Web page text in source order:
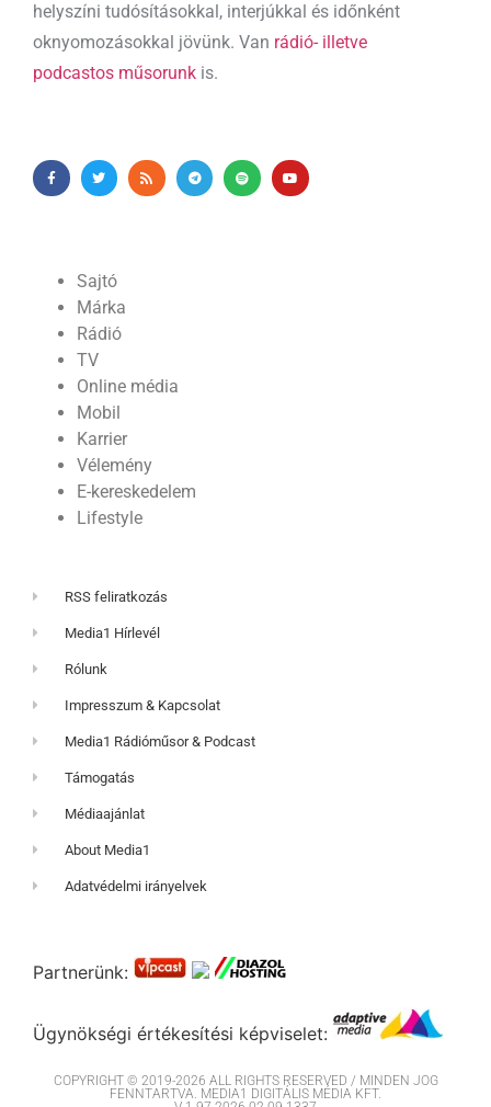
helyszíni tudósításokkal, interjúkkal és időnként
oknyomozásokkal jövünk. Van rádió- illetve
podcastos műsorunk is.
Sajtó
Márka
Rádió
TV
Online média
Mobil
Karrier
Vélemény
E-kereskedelem
Lifestyle
RSS feliratkozás
Media1 Hírlevél
Rólunk
Impresszum & Kapcsolat
Media1 Rádióműsor & Podcast
Támogatás
Médiaajánlat
About Media1
Adatvédelmi irányelvek
Partnerünk:
Ügynökségi értékesítési képviselet:
COPYRIGHT © 2019-2026 ALL RIGHTS RESERVED / MINDEN JOG
FENNTARTVA. MEDIA1 DIGITÁLIS MÉDIA KFT.